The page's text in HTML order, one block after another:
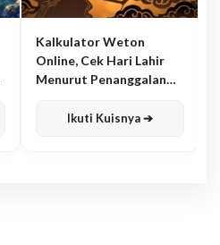
Kalkulator Weton
Online, Cek Hari Lahir
Menurut Penanggalan
Ikuti Kuisnya ➔